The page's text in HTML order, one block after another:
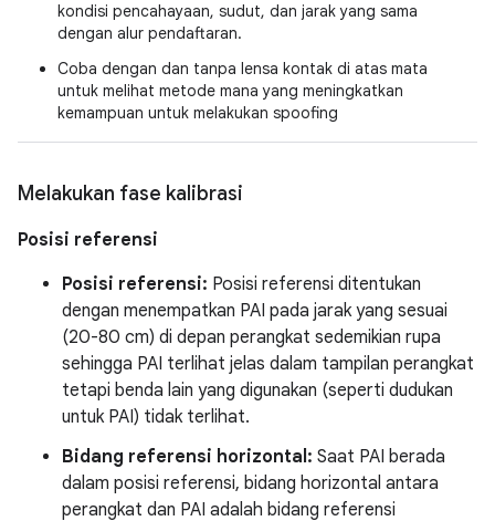
kondisi pencahayaan, sudut, dan jarak yang sama
dengan alur pendaftaran.
Coba dengan dan tanpa lensa kontak di atas mata
untuk melihat metode mana yang meningkatkan
kemampuan untuk melakukan spoofing
Melakukan fase kalibrasi
Posisi referensi
Posisi referensi: Posisi referensi ditentukan
dengan menempatkan PAI pada jarak yang sesuai
(20-80 cm) di depan perangkat sedemikian rupa
sehingga PAI terlihat jelas dalam tampilan perangkat
tetapi benda lain yang digunakan (seperti dudukan
untuk PAI) tidak terlihat.
Bidang referensi horizontal: Saat PAI berada
dalam posisi referensi, bidang horizontal antara
perangkat dan PAI adalah bidang referensi